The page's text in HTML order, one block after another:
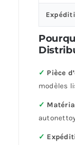
✓ Pièce
modèles
✓
✓